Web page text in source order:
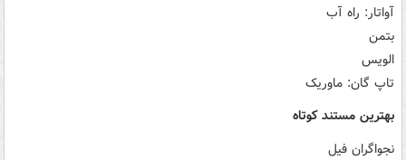
آواتار: راه آب
بتمن
الویس
تاپ گان: ماوریک
بهترین مستند کوتاه
نجواگران فیل